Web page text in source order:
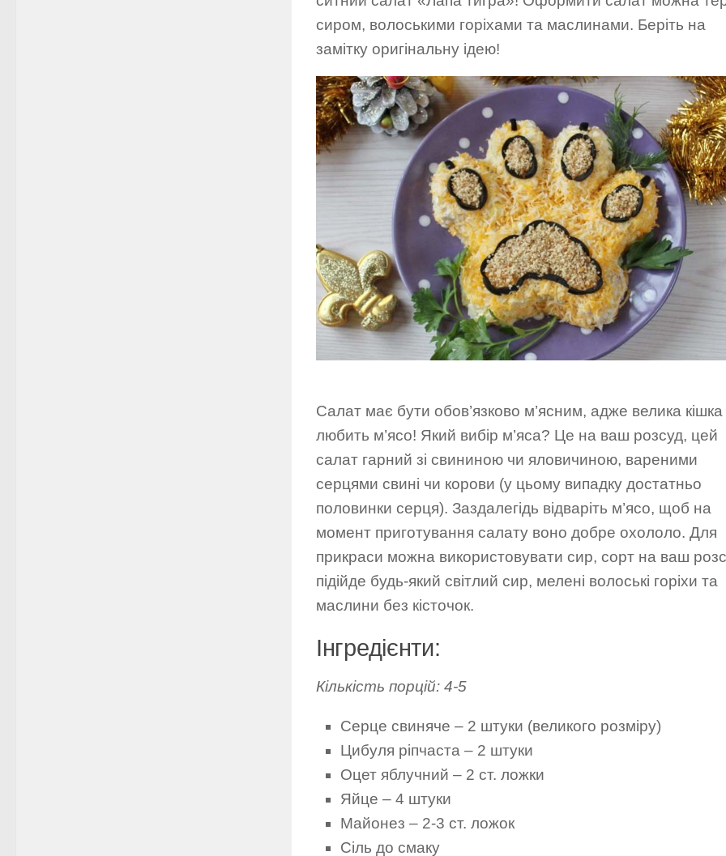
сиром, волоськими горіхами та маслинами. Беріть на
замітку оригінальну ідею!
Салат має бути обов’язково м’ясним, адже велика кішка
любить м’ясо! Який вибір м’яса? Це на ваш розсуд, цей
салат гарний зі свининою чи яловичиною, вареними
серцями свині чи корови (у цьому випадку достатньо
половинки серця). Заздалегідь відваріть м’ясо, щоб на
момент приготування салату воно добре охололо. Для
прикраси можна використовувати сир, сорт на ваш
підійде будь-який світлий сир, мелені волоські горіхи та
маслини без кісточок.
Інгредієнти:
Кількість порцій: 4-5
Серце свиняче – 2 штуки (великого розміру)
Цибуля ріпчаста – 2 штуки
Оцет яблучний – 2 ст. ложки
Яйце – 4 штуки
Майонез – 2-3 ст. ложок
Сіль до смаку